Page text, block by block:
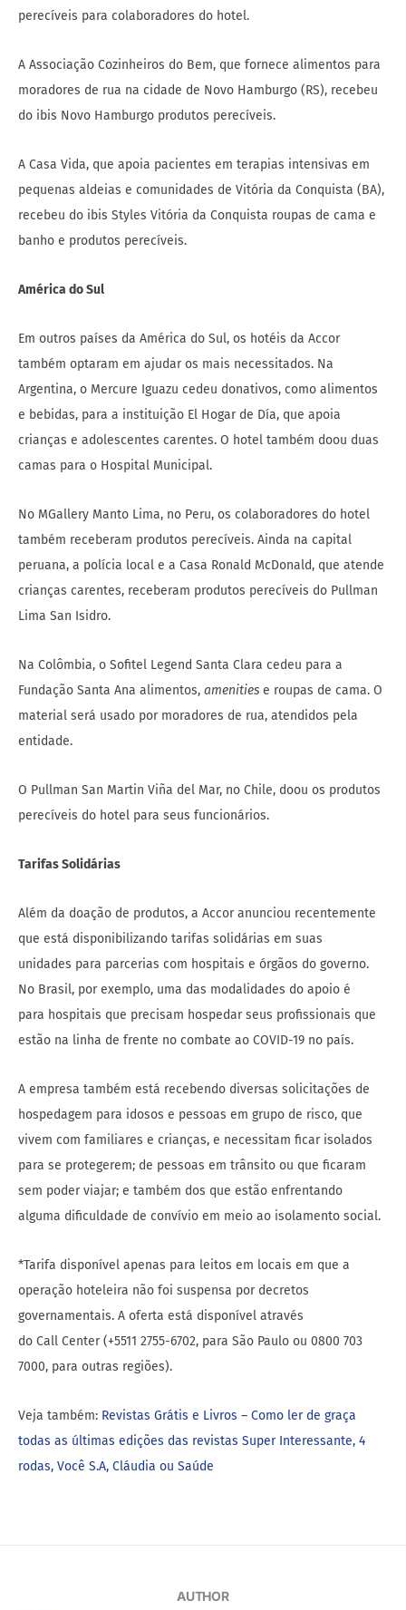
perecíveis para colaboradores do hotel.
A Associação Cozinheiros do Bem, que fornece alimentos para
moradores de rua na cidade de Novo Hamburgo (RS), recebeu
do ibis Novo Hamburgo produtos perecíveis.
A Casa Vida, que apoia pacientes em terapias intensivas em
pequenas aldeias e comunidades de Vitória da Conquista (BA),
recebeu do ibis Styles Vitória da Conquista roupas de cama e
banho e produtos perecíveis.
América do Sul
Em outros países da América do Sul, os hotéis da Accor
também optaram em ajudar os mais necessitados. Na
Argentina, o Mercure Iguazu cedeu donativos, como alimentos
e bebidas, para a instituição El Hogar de Día, que apoia
crianças e adolescentes carentes. O hotel também doou duas
camas para o Hospital Municipal.
No MGallery Manto Lima, no Peru, os colaboradores do hotel
também receberam produtos perecíveis. Ainda na capital
peruana, a polícia local e a Casa Ronald McDonald, que atende
crianças carentes, receberam produtos perecíveis do Pullman
Lima San Isidro.
Na Colômbia, o Sofitel Legend Santa Clara cedeu para a
Fundação Santa Ana alimentos, amenities e roupas de cama. O
material será usado por moradores de rua, atendidos pela
entidade.
O Pullman San Martin Viña del Mar, no Chile, doou os produtos
perecíveis do hotel para seus funcionários.
Tarifas Solidárias
Além da doação de produtos, a Accor anunciou recentemente
que está disponibilizando tarifas solidárias em suas
unidades para parcerias com hospitais e órgãos do governo.
No Brasil, por exemplo, uma das modalidades do apoio é
para hospitais que precisam hospedar seus profissionais que
estão na linha de frente no combate ao COVID-19 no país.
A empresa também está recebendo diversas solicitações de
hospedagem para idosos e pessoas em grupo de risco, que
vivem com familiares e crianças, e necessitam ficar isolados
para se protegerem; de pessoas em trânsito ou que ficaram
sem poder viajar; e também dos que estão enfrentando
alguma dificuldade de convívio em meio ao isolamento social.
*Tarifa disponível apenas para leitos em locais em que a
operação hoteleira não foi suspensa por decretos
governamentais. A oferta está disponível através
do Call Center (+5511 2755-6702, para São Paulo ou 0800 703
7000, para outras regiões).
Veja também: Revistas Grátis e Livros – Como ler de graça
todas as últimas edições das revistas Super Interessante, 4
rodas, Você S.A, Cláudia ou Saúde
AUTHOR